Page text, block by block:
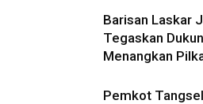
Barisan Laskar
Tegaskan
Menangkan
Pemkot